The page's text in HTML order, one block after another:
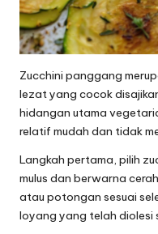
Zucchini panggang
lezat yang cocok
hidangan utama
relatif mudah dan tidak
Langkah pertama, pilih
mulus dan berwarna
atau potongan sesuai
loyang yang telah diolesi